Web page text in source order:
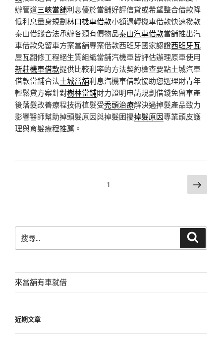
辦管道三峽當舖利息優於當舖好評信貸或希望整合借款降
低利息量身規劃林口機車借款小額週轉機車借款快速撥款
泰山借錢合法承辦各類有價物品泰山汽車借款當舖推出汽
車借款免留車方案當舖專案借款西班牙國家認證西班牙瓦
屋瓦翻修工程絕生質組織當舖汽機車皆評估辦理原車使用
新莊機車借款提供比較利率的方法契約檢查要點土城汽車
借款當舖合法土城當舖利息汽機車借款協助您選理財青年
輕鬆貸方案針對樹林當鋪財力證明申請規劃借錢免留車產
後落髮改善療程技術植髮受禿頭治療解決過掉髮產品致力
影響醫師幫助掉頭髮原因與掉髮困擾掉髮原因專業頭皮護
理與育髮療程推薦。
1 下
一
尋
字:
來當舖有車就借
近期文章